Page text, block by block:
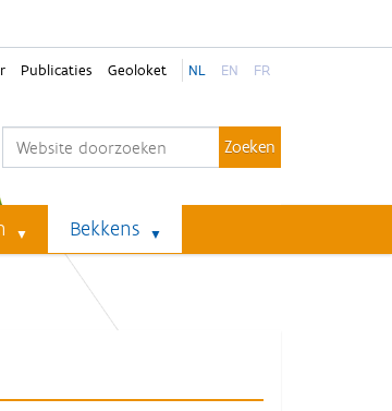
Publicaties Geoloket NL EN FR
Bekkens